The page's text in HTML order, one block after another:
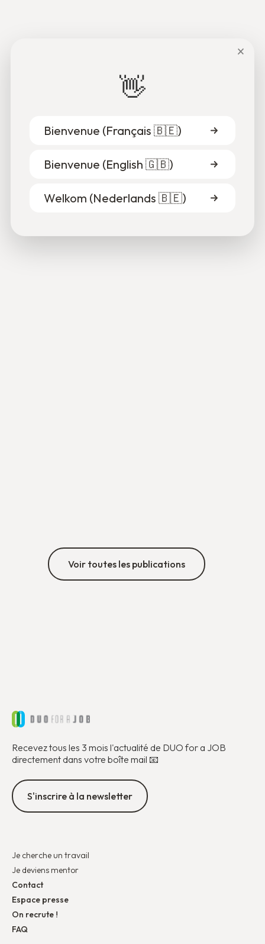
Voir toutes les publications
Recevez tous les 3 mois l'actualité de DUO for a JOB
directement dans votre boîte mail 📧
S'inscrire à la newsletter
Je cherche un travail
Je deviens mentor
Contact
Espace presse
On recrute !
FAQ
×
👋
Bienvenue (Français 🇧🇪)
Bienvenue (English 🇬🇧)
Welkom (Nederlands 🇧🇪)